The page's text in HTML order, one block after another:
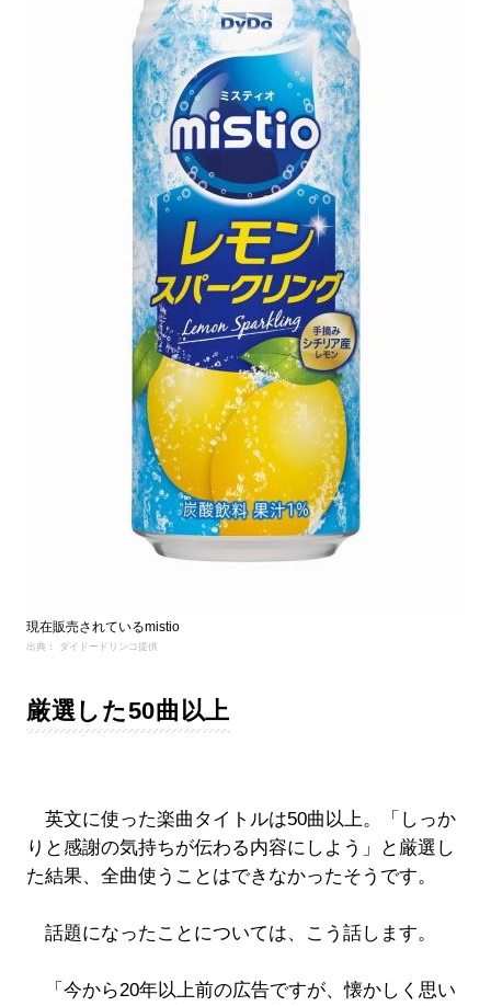
現在販売されているmistio
出典： ダイドードリンコ提供
厳選した50曲以上
英文に使った楽曲タイトルは50曲以上。「しっか
りと感謝の気持ちが伝わる内容にしよう」と厳選し
た結果、全曲使うことはできなかったそうです。
話題になったことについては、こう話します。
「今から20年以上前の広告ですが、懐かしく思い